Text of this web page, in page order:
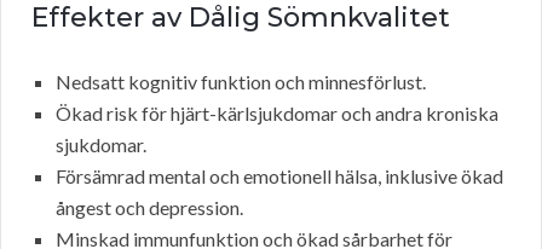
Effekter av Dålig Sömnkvalitet
Nedsatt kognitiv funktion och minnesförlust.
Ökad risk för hjärt-kärlsjukdomar och andra kroniska
sjukdomar.
Försämrad mental och emotionell hälsa, inklusive ökad
ångest och depression.
Minskad immunfunktion och ökad sårbarhet för